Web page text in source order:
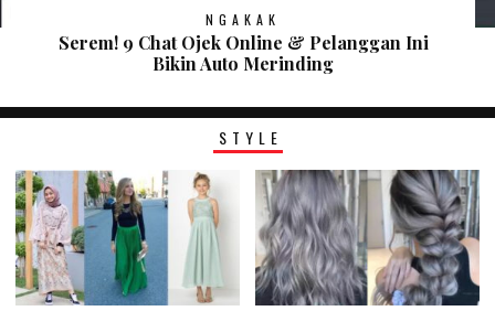
NGAKAK
Serem! 9 Chat Ojek Online & Pelanggan Ini
Bikin Auto Merinding
STYLE